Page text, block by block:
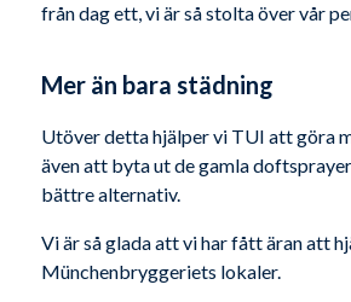
från dag ett, vi är så stolta över vår
Mer än bara städning
Utöver detta hjälper vi TUI att göra
även att byta ut de gamla
bättre alternativ.
Vi är så glada att vi har fått äran att
Münchenbryggeriets lokaler.